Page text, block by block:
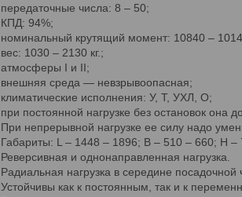
передаточные числа: 8 – 50;
КПД: 94%;
номинальный крутящий момент: 10840 –
вес: 1030 – 2130 кг.;
атмосферы I и II;
внешняя среда — невзрывоопасная;
климатические исполнения: У, Т, УХЛ, О;
при постоянной нагрузке без остановок
При непрерывной нагрузке ее силу надо
Габариты: L – 1448 – 1896; B – 510 – 660; H –
Реверсивная и однонаправленная нагрузка.
Радиальная нагрузка в середине посадочной
Устойчивы как к постоянным, так и к